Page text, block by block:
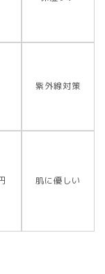
紫外線対策
肌に優しい